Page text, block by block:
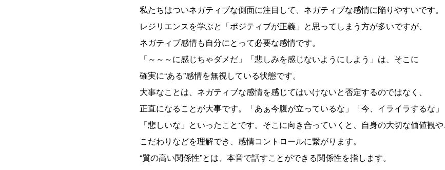
私たちはついネガティブな側面に注目して、ネガティブな感情に陥りやすいです。
レジリエンスを学ぶと「ポジティブが正義」と思ってしまう方が多いですが、
ネガティブ感情も自分にとって必要な感情です。
「～～～に感じちゃダメだ」「悲しみを感じないようにしよう」は、そこに
確実に“ある”感情を無視している状態です。
大事なことは、ネガティブな感情を感じてはいけないと否定するのではなく、
正直になることが大事です。「あぁ今腹が立っているな」「今、イライラするな」
「悲しいな」といったことです。そこに向き合っていくと、自身の大切な価値観や
こだわりなどを理解でき、感情コントロールに繋がります。
“質の高い関係性”とは、本音で話すことができる関係性を指します。